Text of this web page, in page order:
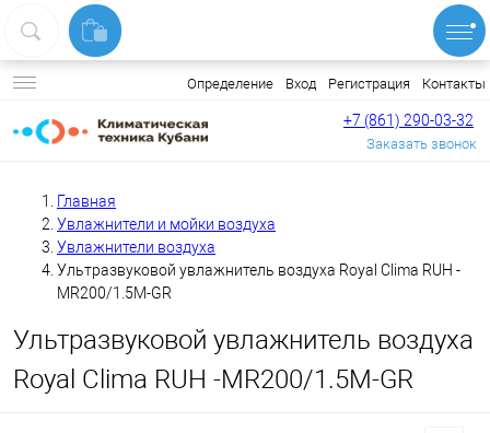
Определение Вход Регистрация Контакты
+7 (861) 290-03-32
Заказать звонок
Главная
Увлажнители и мойки воздуха
Увлажнители воздуха
Ультразвуковой увлажнитель воздуха Royal Clima RUH -
MR200/1.5M-GR
Ультразвуковой увлажнитель воздуха
Royal Clima RUH -MR200/1.5M-GR